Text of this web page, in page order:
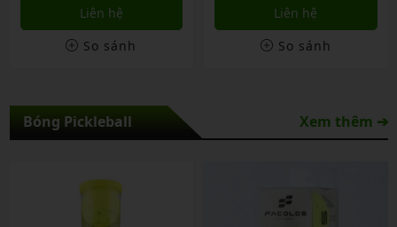
Liên hệ
So sánh
Liên hệ
So sánh
Bóng Pickleball Xem thêm ➔